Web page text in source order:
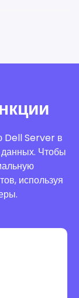
Dell Server в
Чтобы
используя